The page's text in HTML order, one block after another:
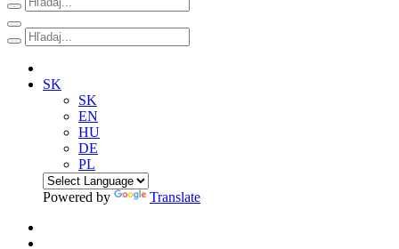
SK
SK
EN
HU
DE
PL
Powered by Translate